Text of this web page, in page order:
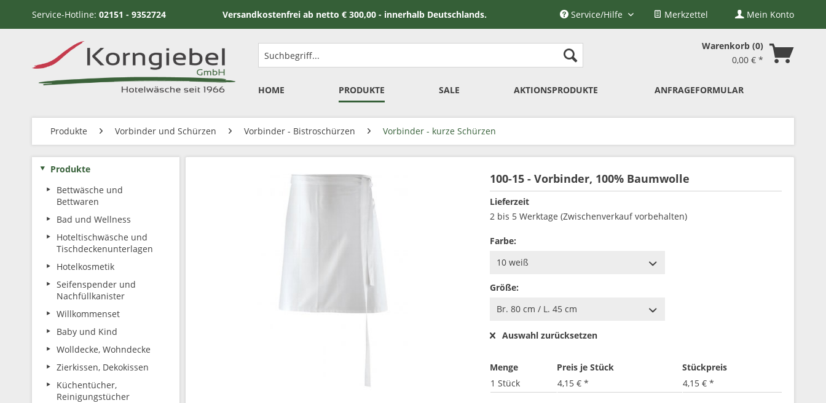
Service-Hotline: 02151 - 9352724 Versandkostenfrei ab netto € 300,00 - innerhalb Deutschlands. Merkzettel Mein Konto
Service/Hilfe
Warenkorb 0
0,00 € *
HOME PRODUKTE SALE AKTIONSPRODUKTE ANFRAGEFORMULAR
Produkte Vorbinder und Schürzen Vorbinder - Bistroschürzen Vorbinder - kurze Schürzen
Produkte
Bettwäsche und
Bettwaren
Bad und Wellness
Hoteltischwäsche und
Tischdeckenunterlagen
Hotelkosmetik
Seifenspender und
Nachfüllkanister
Willkommenset
Baby und Kind
Wolldecke, Wohndecke
Zierkissen, Dekokissen
Küchentücher,
Reinigungstücher
100-15 - Vorbinder, 100% Baumwolle
Lieferzeit
2 bis 5 Werktage (Zwischenverkauf vorbehalten)
Farbe:
Größe:
Auswahl zurücksetzen
Menge Preis je Stück
Stückpreis
1 Stück
4,15 € * 4,15 € *